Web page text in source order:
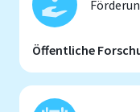
Öffentliche